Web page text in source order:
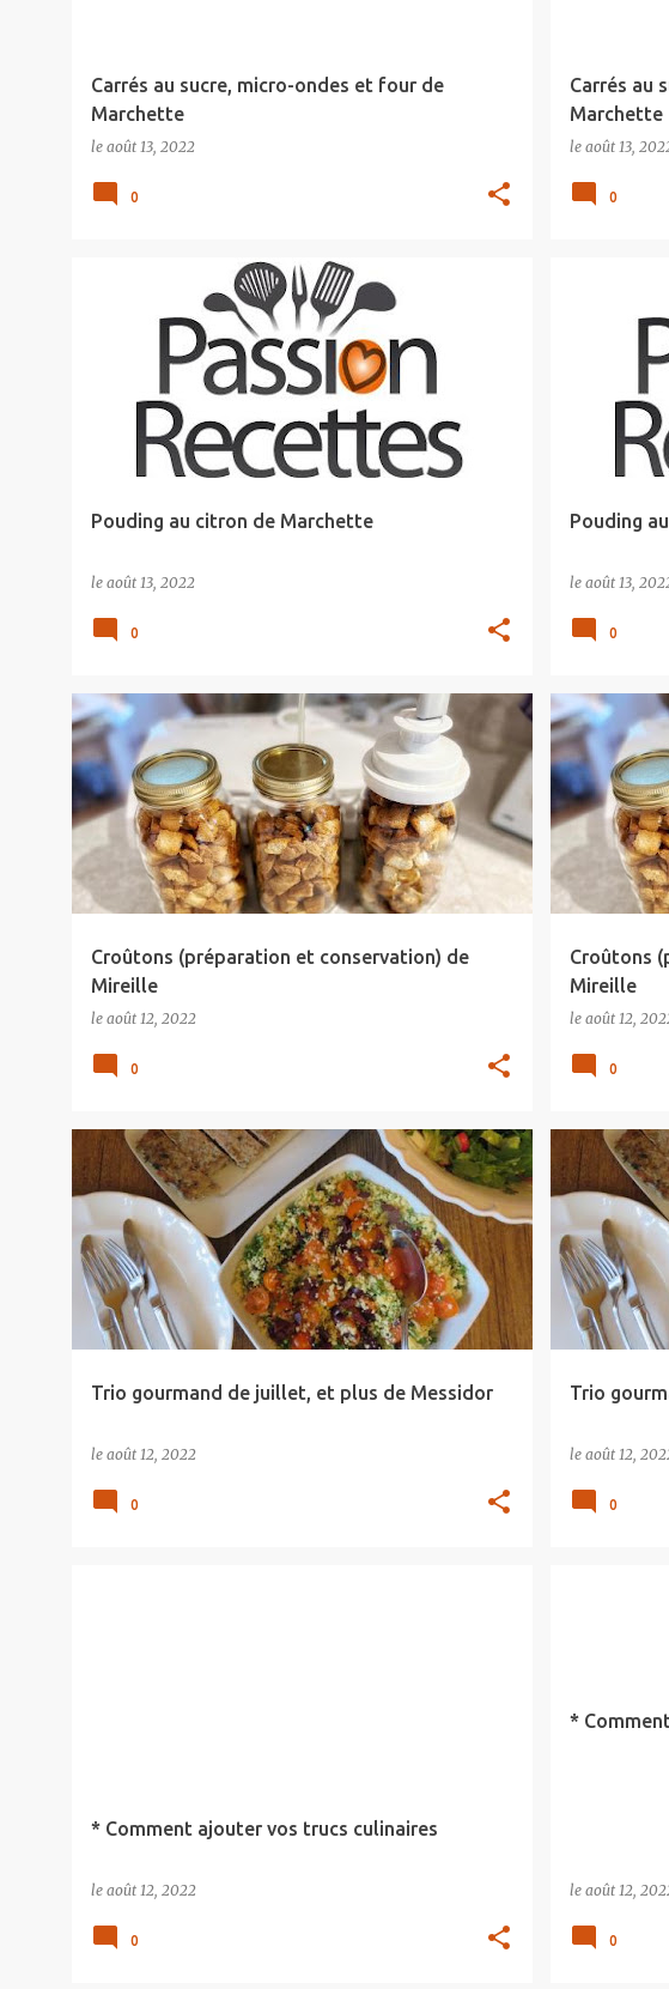
Carrés au sucre, micro-ondes et four de
Marchette
le août 13, 2022
0
Carrés au
Marchette
le août 13,
0
Pouding au citron de Marchette
le août 13, 2022
0
Pouding
le août 13,
0
Croûtons (préparation et conservation) de
Mireille
le août 12, 2022
0
Croûtons
Mireille
le août 12,
0
Trio gourmand de juillet, et plus de Messidor
le août 12, 2022
0
Trio
le août 12,
0
* Comment ajouter vos trucs culinaires
le août 12, 2022
0
*
le août 12,
0